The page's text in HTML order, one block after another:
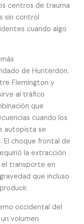
centros de trauma
sin control
cuando algo
de Hunterdon.
Flemington y
al tráfico
que
cuando los
autopista se
El choque frontal de
la extracción
transporte en
que incluso
occidental del
volumen